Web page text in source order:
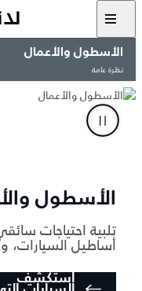
الأسطول والأعمال
نظرة عامة
الأسطول
تلبية احتياجات
أساطيل السيارات،
استكشف